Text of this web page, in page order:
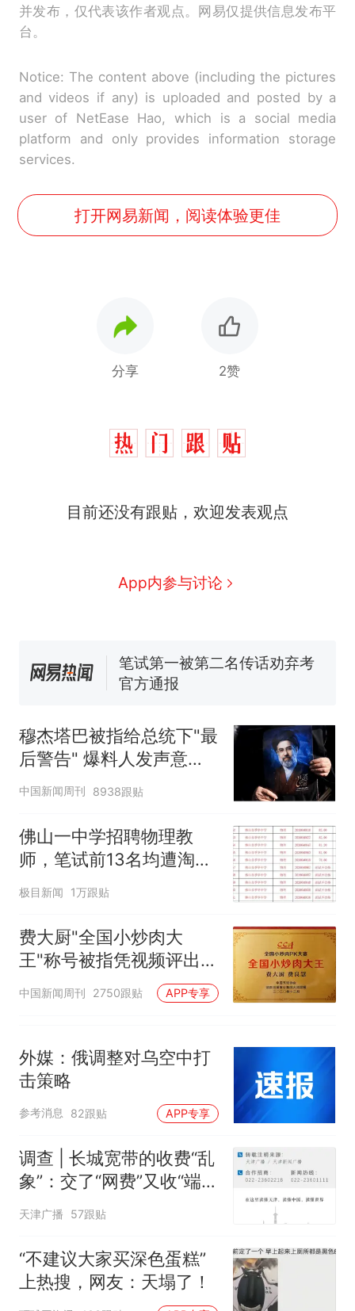
并发布，仅代表该作者观点。网易仅提供信息发布平
台。
Notice: The content above (including the pictures
and videos if any) is uploaded and posted by a
user of NetEase Hao, which is a social media
platform and only provides information storage
services.
打开网易新闻，阅读体验更佳
分享 2赞
目前还没有跟贴，欢迎发表观点
App内参与讨论
热
那个在床头放菜刀的女孩，
交5060元才肯搬上楼！女子傻
协会回应
台风"白海豚"中心附近最大风
力已达15级 最新研判
已叫停招聘，成立调查组全面
核查
笔试第一被第二名传话劝弃考
官方通报
因老师一句“跟我回家”改写了
人生
穆杰塔巴被指给总统下"最
后警告" 爆料人发声意味
深长
中国新闻周刊 8938跟贴
佛山一中学招聘物理教
师，笔试前13名均遭淘
汰？教育局：已叫停招
聘，成立调查组全面核查
极目新闻 1万跟贴
费大厨"全国小炒肉大
王"称号被指凭视频评出
官方回应
中国新闻周刊 2750跟贴 APP专享
外媒：俄调整对乌空中打
击策略
参考消息 82跟贴 APP专享
调查 | 长城宽带的收费“乱
象”：交了“网费”又收“端口
费”，退费没着落，使用期
天津广播 57跟贴
“不建议大家买深色蛋糕”
上热搜，网友：天塌了！